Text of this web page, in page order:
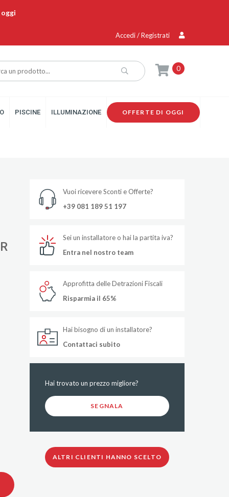
Accedi / Registrati
0
PISCINE ILLUMINAZIONE OFFERTE DI OGGI
Vuoi ricevere Sconti e Offerte?
+39 081 189 51 197
Sei un installatore o hai la partita iva?
Entra nel nostro team
Approfitta delle Detrazioni Fiscali
Risparmia il 65%
Hai bisogno di un installatore?
Contattaci subito
Hai trovato un prezzo migliore?
SEGNALA
ALTRI CLIENTI HANNO SCELTO